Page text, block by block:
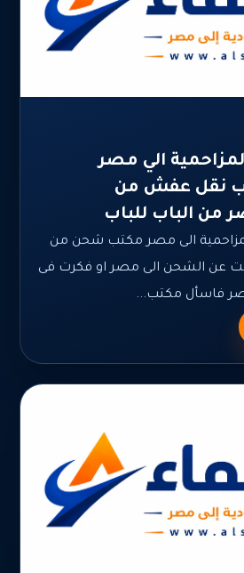
الي مصر
مكتب نقل عفش من
من الباب للباب
الى مصر مكتب شحن من
عن الشحن الى مصر او فكرت فى
فاسأل مكتب...